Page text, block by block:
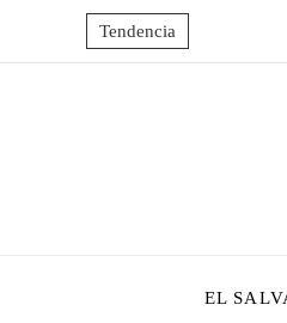
Tendencia
EL